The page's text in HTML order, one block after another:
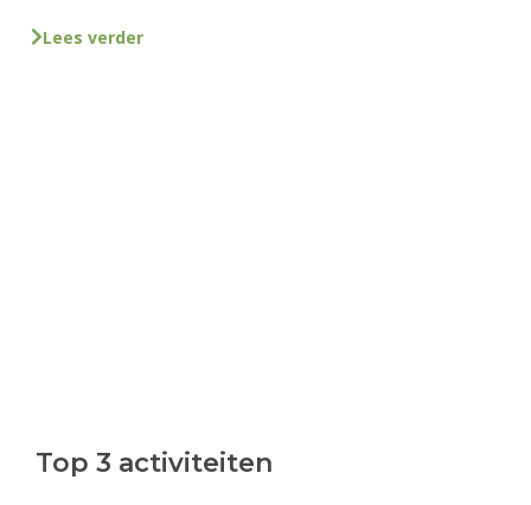
Lees verder
Top 3 activiteiten